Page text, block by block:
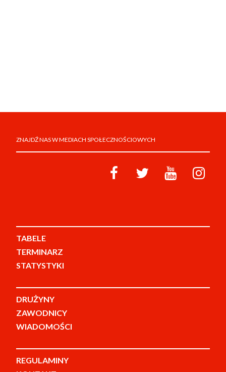
ZNAJDŹ NAS W MEDIACH SPOŁECZNOŚCIOWYCH
TABELE
TERMINARZ
STATYSTYKI
DRUŻYNY
ZAWODNICY
WIADOMOŚCI
REGULAMINY